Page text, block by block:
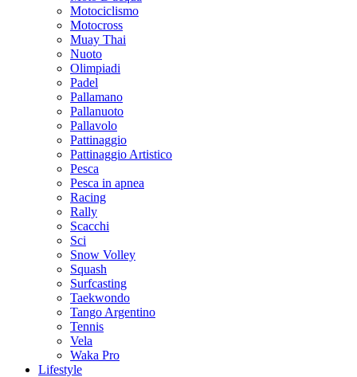
Motociclismo
Motocross
Muay Thai
Nuoto
Olimpiadi
Padel
Pallamano
Pallanuoto
Pallavolo
Pattinaggio
Pattinaggio Artistico
Pesca
Pesca in apnea
Racing
Rally
Scacchi
Sci
Snow Volley
Squash
Surfcasting
Taekwondo
Tango Argentino
Tennis
Vela
Waka Pro
Lifestyle